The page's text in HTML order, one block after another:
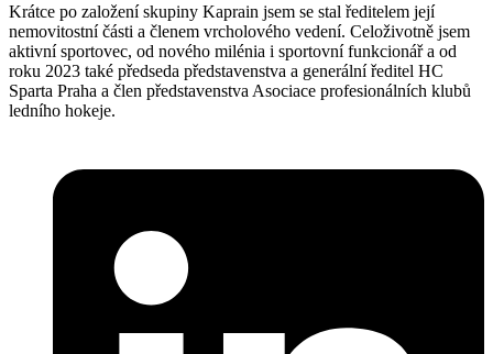
Krátce po založení skupiny Kaprain jsem se stal ředitelem její
nemovitostní části a členem vrcholového vedení. Celoživotně jsem
aktivní sportovec, od nového milénia i sportovní funkcionář a od
roku 2023 také předseda představenstva a generální ředitel HC
Sparta Praha a člen představenstva Asociace profesionálních klubů
ledního hokeje.